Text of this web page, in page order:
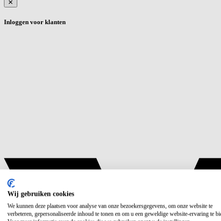
✕
Inloggen voor klanten
Wij gebruiken cookies
We kunnen deze plaatsen voor analyse van onze bezoekersgegevens, om onze website te
verbeteren, gepersonaliseerde inhoud te tonen en om u een geweldige website-ervaring te